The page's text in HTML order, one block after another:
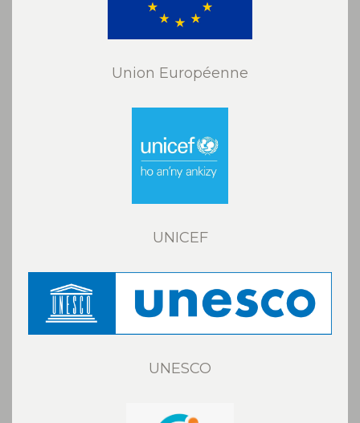
Union Européenne
UNICEF
UNESCO